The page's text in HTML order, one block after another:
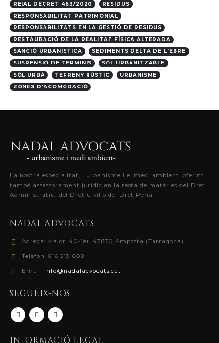
REIAL DECRET 463/2020
RESIDUS
RESPONSABILITAT PATRIMONIAL
RESPONSABILITATS EN LA GESTIÓ DE RESIDUS
RESTAURACIÓ DE LA REALITAT FÍSICA ALTERADA
SANCIÓ URBANÍSTICA
SEDIMENTS DELTA DE L'EBRE
SUSPENSIÓ DE TERMINIS
SÒL URBANITZABLE
SÒL URBÀ
TERRENY RÚSTIC
URBANISME
ZONES D'ACOMODACIÓ
La nostra especialitat, l'urbanisme i el medi ambient, oferint
també assessorament jurídic en la resta de matèries del Dret
Administratiu, del Dret Civil o del Dret Penal.
NADAL ADVOCATS
Adreça: Major, 40-1er, 43870 Amposta (Tarragona)
Telèfon: 616 513 608
Email: info@nadaladvocats.cat
SEGUEIX-NOS
INFORMACIÓ LEGAL